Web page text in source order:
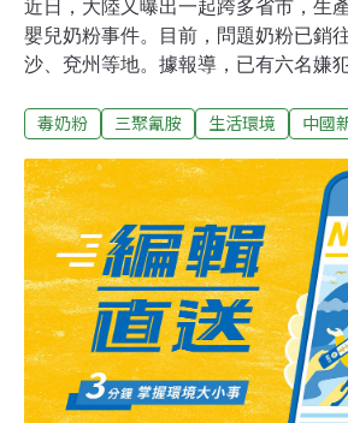
近日，大陸又曝出一起跨多省市，生
嬰兒奶粉事件。目前，問題奶粉已銷
沙、兗州等地。據報導，已有六名嫌
息稱，該案發生於2015年9月，至
假冒品牌奶粉罐、商標標籤，收購低
粉，在非法加工點罐裝出售，共計生
萬餘罐，非法獲利將近200萬元人民
仍有涉案人員在逃未歸案。官方沒有
牌，在哪些商場有售。大量網民表示
否吃到了這種奶粉。2008年三聚氰胺
後，至今八年，國產奶粉的信譽不但
粉仍在市場上大行其道。毒奶粉受害
國之音採訪時毫不諱言的表示，對於
毒奶粉 三聚氰胺 生活環境 中國